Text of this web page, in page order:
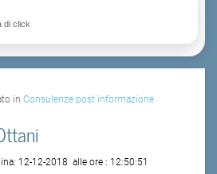
di click
in Consulenze post informazione
12-12-2018 alle ore : 12:50:51